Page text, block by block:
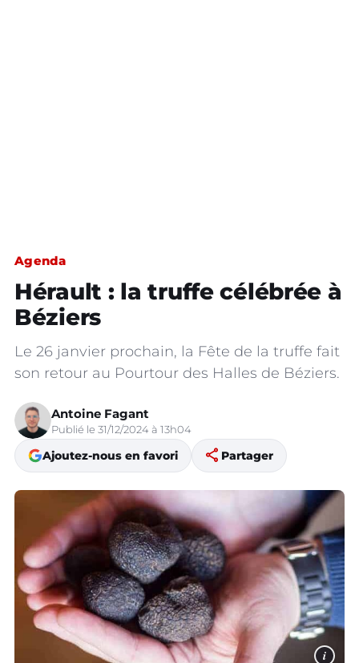
Agenda
Hérault : la truffe célébrée à
Béziers
Le 26 janvier prochain, la Fête de la truffe fait
son retour au Pourtour des Halles de Béziers.
Antoine Fagant
Publié le 31/12/2024 à 13h04
Ajoutez-nous en favori share Partager
i